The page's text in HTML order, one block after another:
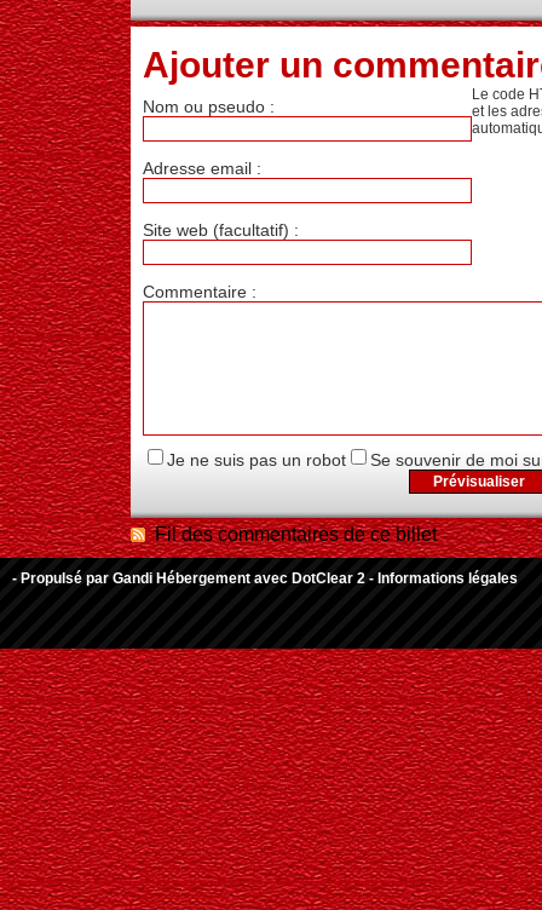
Ajouter un
Nom ou pseudo :
Adresse email :
Site web (facultatif) :
Commentaire :
Le code
et les
Je ne suis pas un robot Se souvenir de moi
Fil des commentaires de ce billet
- Propulsé par Gandi Hébergement avec DotClear 2 - Informations légales